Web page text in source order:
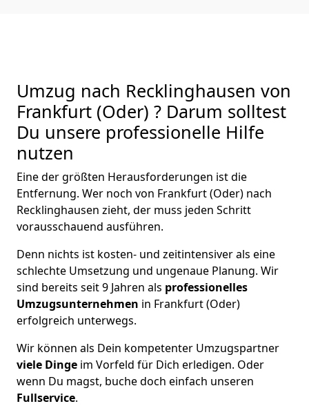
Umzug nach Recklinghausen von
Frankfurt (Oder) ? Darum solltest
Du unsere professionelle Hilfe
nutzen
Eine der größten Herausforderungen ist die
Entfernung. Wer noch von Frankfurt (Oder) nach
Recklinghausen zieht, der muss jeden Schritt
vorausschauend ausführen.
Denn nichts ist kosten- und zeitintensiver als eine
schlechte Umsetzung und ungenaue Planung. Wir
sind bereits seit 9 Jahren als professionelles
Umzugsunternehmen in Frankfurt (Oder)
erfolgreich unterwegs.
Wir können als Dein kompetenter Umzugspartner
viele Dinge im Vorfeld für Dich erledigen. Oder
wenn Du magst, buche doch einfach unseren
Fullservice.